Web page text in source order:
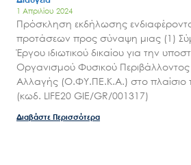
1 Απριλίου 2024
Πρόσκληση εκδήλωσης
προτάσεων προς σύναψη μιας (1)
Έργου ιδιωτικού δικαίου για την
Οργανισμού Φυσικού Περιβάλλοντος
Αλλαγής (Ο.ΦΥ.ΠΕ.Κ.Α.) στο πλαίσιο
(κωδ. LIFE20 GIE/GR/001317)
Διαβάστε Περισσότερα